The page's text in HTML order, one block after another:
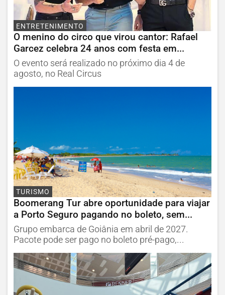
ENTRETENIMENTO
O menino do circo que virou cantor: Rafael
Garcez celebra 24 anos com festa em...
O evento será realizado no próximo dia 4 de
agosto, no Real Circus
TURISMO
Boomerang Tur abre oportunidade para viajar
a Porto Seguro pagando no boleto, sem...
Grupo embarca de Goiânia em abril de 2027.
Pacote pode ser pago no boleto pré-pago,...